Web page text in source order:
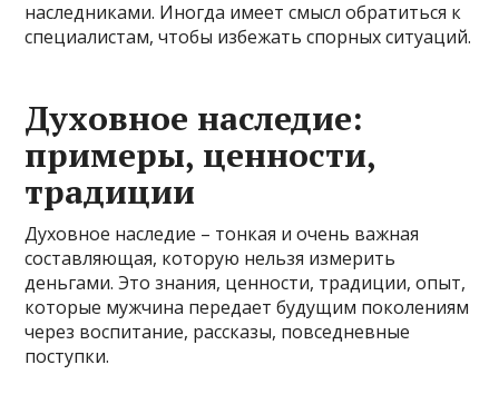
наследниками. Иногда имеет смысл обратиться к
специалистам, чтобы избежать спорных ситуаций.
Духовное наследие:
примеры, ценности,
традиции
Духовное наследие – тонкая и очень важная
составляющая, которую нельзя измерить
деньгами. Это знания, ценности, традиции, опыт,
которые мужчина передает будущим поколениям
через воспитание, рассказы, повседневные
поступки.